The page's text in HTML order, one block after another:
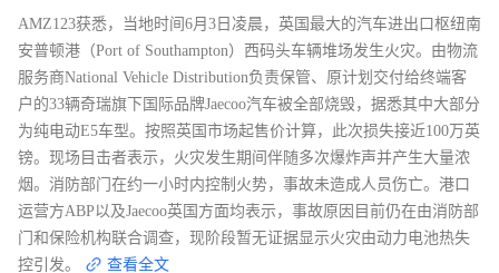
AMZ123获悉，当地时间6月3日凌晨，英国最大的汽车进出口枢纽南
安普顿港（Port of Southampton）西码头车辆堆场发生火灾。由物流
服务商National Vehicle Distribution负责保管、原计划交付给终端客
户的33辆奇瑞旗下国际品牌Jaecoo汽车被全部烧毁，据悉其中大部分
为纯电动E5车型。按照英国市场起售价计算，此次损失接近100万英
镑。现场目击者表示，火灾发生期间伴随多次爆炸声并产生大量浓
烟。消防部门在约一小时内控制火势，事故未造成人员伤亡。港口
运营方ABP以及Jaecoo英国方面均表示，事故原因目前仍在由消防部
门和保险机构联合调查，现阶段暂无证据显示火灾由动力电池热失
控引发。
查看全文